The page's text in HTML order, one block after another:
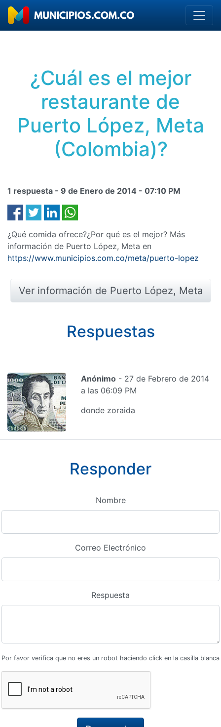
¿Cuál es el mejor
restaurante de
Puerto López, Meta
(Colombia)?
1 respuesta - 9 de Enero de 2014 - 07:10 PM
¿Qué comida ofrece?¿Por qué es el mejor? Más
información de Puerto López, Meta en
https://www.municipios.com.co/meta/puerto-lopez
Ver información de Puerto López, Meta
Respuestas
Anónimo - 27 de Febrero de 2014
a las 06:09 PM
donde zoraida
Responder
Nombre
Correo Electrónico
Respuesta
Por favor verifica que no eres un robot haciendo click en la casilla blanca